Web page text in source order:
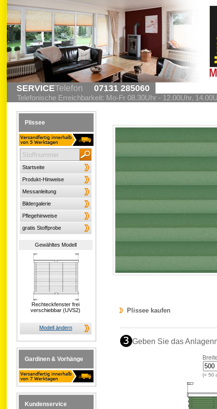
SERVICETelefon 07131 285060
Telefonische Erreichbarkeit: Mo-Fr 08.30Uhr - 12.00Uhr,
Plissee
Startseite
Produkt-Hinweise
Messanleitung
Bildergalerie
Pflegehinweise
gratis Stoffprobe
Gewähltes Modell
Rechteckfenster frei
verschiebbar (UVS2)
Modell ändern
Gardinen & Vorhänge
Kundenservice
Plissee kaufen
Geben Sie das
(=50